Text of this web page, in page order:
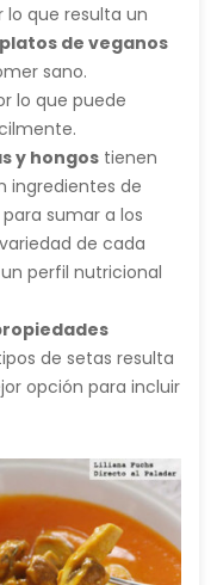
que resulta un
de veganos
sano.
lo que puede
y hongos tienen
ingredientes de
sumar a los
de cada
perfil nutricional
de setas resulta
opción para incluir